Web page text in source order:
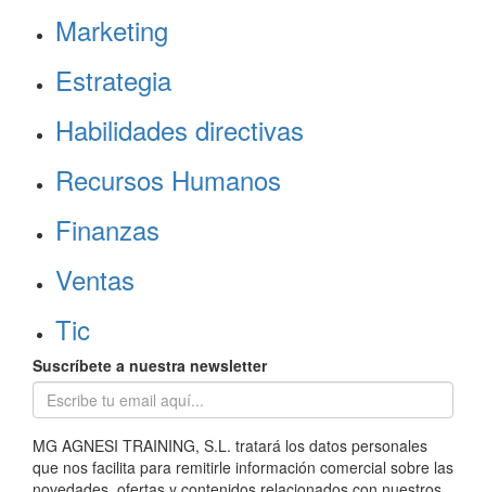
Marketing
Estrategia
Habilidades directivas
Recursos Humanos
Finanzas
Ventas
Tic
Suscríbete a nuestra newsletter
MG AGNESI TRAINING, S.L. tratará los datos personales
que nos facilita para remitirle información comercial sobre las